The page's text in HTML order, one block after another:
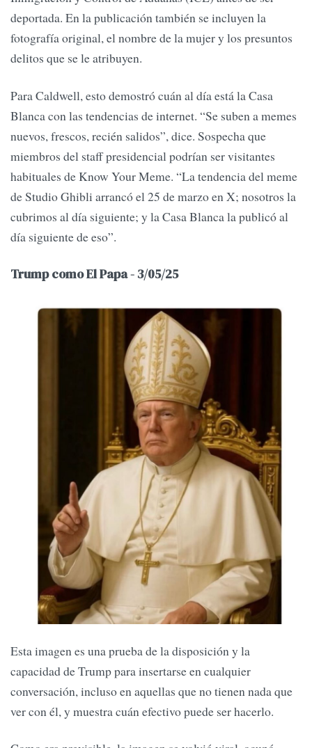
deportada. En la publicación también se incluyen la
fotografía original, el nombre de la mujer y los presuntos
delitos que se le atribuyen.
Para Caldwell, esto demostró cuán al día está la Casa
Blanca con las tendencias de internet. “Se suben a memes
nuevos, frescos, recién salidos”, dice. Sospecha que
miembros del staff presidencial podrían ser visitantes
habituales de Know Your Meme. “La tendencia del meme
de Studio Ghibli arrancó el 25 de marzo en X; nosotros la
cubrimos al día siguiente; y la Casa Blanca la publicó al
día siguiente de eso”.
Trump como El Papa - 3/05/25
Esta imagen es una prueba de la disposición y la
capacidad de Trump para insertarse en cualquier
conversación, incluso en aquellas que no tienen nada que
ver con él, y muestra cuán efectivo puede ser hacerlo.